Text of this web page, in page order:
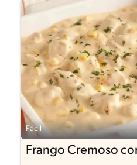
Fácil
Frango Cremoso